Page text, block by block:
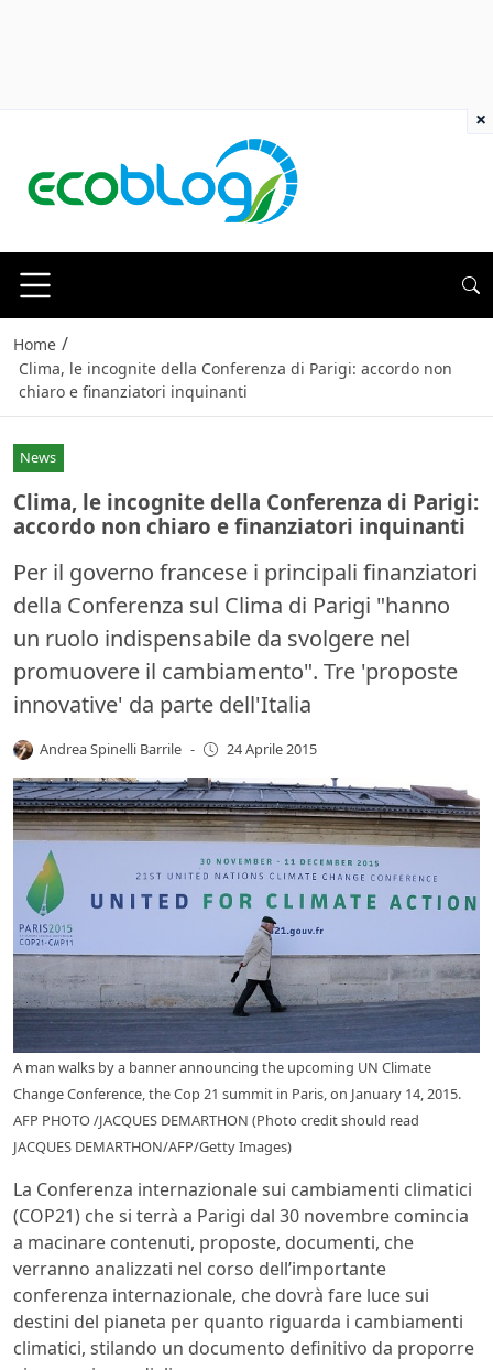
Home /
Clima, le incognite della Conferenza di Parigi: accordo non
chiaro e finanziatori inquinanti
News
Clima, le incognite della Conferenza di Parigi:
accordo non chiaro e finanziatori inquinanti
Per il governo francese i principali finanziatori
della Conferenza sul Clima di Parigi "hanno
un ruolo indispensabile da svolgere nel
promuovere il cambiamento". Tre 'proposte
innovative' da parte dell'Italia
Andrea Spinelli Barrile - 24 Aprile 2015
A man walks by a banner announcing the upcoming UN Climate
Change Conference, the Cop 21 summit in Paris, on January 14, 2015.
AFP PHOTO /JACQUES DEMARTHON (Photo credit should read
JACQUES DEMARTHON/AFP/Getty Images)
La Conferenza internazionale sui cambiamenti climatici
(COP21) che si terrà a Parigi dal 30 novembre comincia
a macinare contenuti, proposte, documenti, che
verranno analizzati nel corso dell’importante
conferenza internazionale, che dovrà fare luce sui
destini del pianeta per quanto riguarda i cambiamenti
climatici, stilando un documento definitivo da proporre
×